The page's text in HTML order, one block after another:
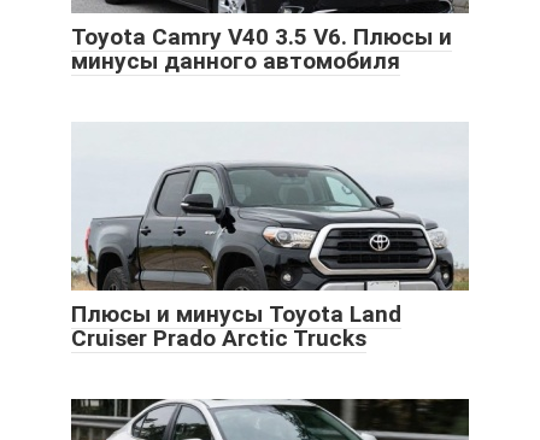
Toyota Camry V40 3.5 V6. Плюсы и
минусы данного автомобиля
Плюсы и минусы Toyota Land
Cruiser Prado Arctic Trucks